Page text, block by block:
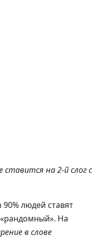
ставится на 2-й слог с
людей ставят
На
в слове